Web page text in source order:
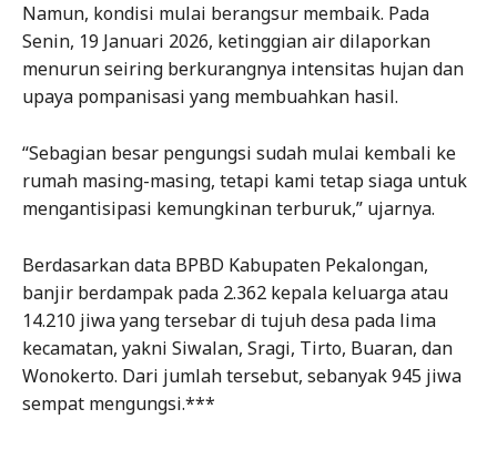
Namun, kondisi mulai berangsur membaik. Pada
Senin, 19 Januari 2026, ketinggian air dilaporkan
menurun seiring berkurangnya intensitas hujan dan
upaya pompanisasi yang membuahkan hasil.
“Sebagian besar pengungsi sudah mulai kembali ke
rumah masing-masing, tetapi kami tetap siaga untuk
mengantisipasi kemungkinan terburuk,” ujarnya.
Berdasarkan data BPBD Kabupaten Pekalongan,
banjir berdampak pada 2.362 kepala keluarga atau
14.210 jiwa yang tersebar di tujuh desa pada lima
kecamatan, yakni Siwalan, Sragi, Tirto, Buaran, dan
Wonokerto. Dari jumlah tersebut, sebanyak 945 jiwa
sempat mengungsi.***